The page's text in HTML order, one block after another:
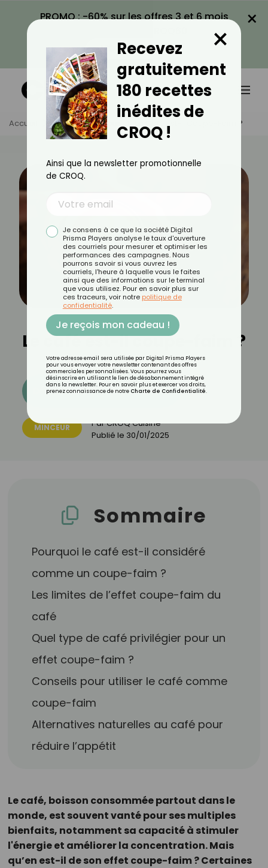
PROMO : -60% sur les offres 3 et 6 mois
VOIR LA PROMO
×
Accueil Actus Minceur Le Café Est-Il Coupe-Faim ?
Le café est-il coupe-faim ?
Découvrez les 11 menus CROQ
MINCEUR ParCROQ Cuisine
Publié le 30/01/2025
Sommaire
Pourquoi le café est-il considéré
comme un coupe-faim ?
Les limites de l’effet coupe-faim du
café
Quel type de café privilégier pour un
effet coupe-faim ?
Conseils pour utiliser le café comme
coupe-faim
Alternatives naturelles au café pour
réduire l’appétit
Le café, boisson consommée partout dans le
monde, est souvent vanté pour ses multiples
bienfaits, notamment sa capacité à stimuler
l'énergie et améliorer la concentration. Mais
qu’en est-il de son effet coupe-faim ? Certaines
Recevez
gratuitement
180 recettes
inédites de
CROQ !
×
Ainsi que la newsletter promotionnelle
de CROQ.
Je consens à ce que la société Digital
Prisma Players analyse le taux d'ouverture
des courriels pour mesurer et optimiser les
performances des campagnes. Nous
pourrons savoir si vous ouvrez les
courriels, l'heure à laquelle vous le faites
ainsi que des informations sur le terminal
que vous utilisez. Pour en savoir plus sur
ces traceurs, voir notre politique de
confidentialité.
Je reçois mon cadeau !
Votre adresse email sera utilisée par Digital Prisma Players
pour vous envoyer votre newsletter contenant des offres
commerciales personnalisées. Vous pourrez vous
désinscrire en utilisant le lien de désabonnement intégré
dans la newsletter. Pour en savoir plus et exercer vos droits,
prenez connaissance de notre Charte de Confidentialité.